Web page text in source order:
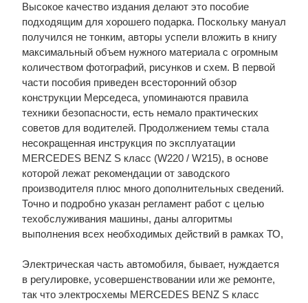
Высокое качество издания делают это пособие
подходящим для хорошего подарка. Поскольку мануал
получился не тонким, авторы успели вложить в книгу
максимальный объем нужного материала с огромным
количеством фотографий, рисунков и схем. В первой
части пособия приведен всесторонний обзор
конструкции Мерседеса, упоминаются правила
техники безопасности, есть немало практических
советов для водителей. Продолжением темы стала
несокращенная инструкция по эксплуатации
MERCEDES BENZ S класс (W220 / W215), в основе
которой лежат рекомендации от заводского
производителя плюс много дополнительных сведений.
Точно и подробно указан регламент работ с целью
техобслуживания машины, даны алгоритмы
выполнения всех необходимых действий в рамках ТО,
Электрическая часть автомобиля, бывает, нуждается
в регулировке, усовершенствовании или же ремонте,
так что электросхемы MERCEDES BENZ S класс